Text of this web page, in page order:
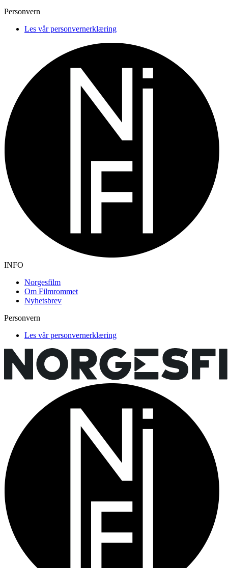
Personvern
Les vår personvernerklæring
INFO
Norgesfilm
Om Filmrommet
Nyhetsbrev
Personvern
Les vår personvernerklæring